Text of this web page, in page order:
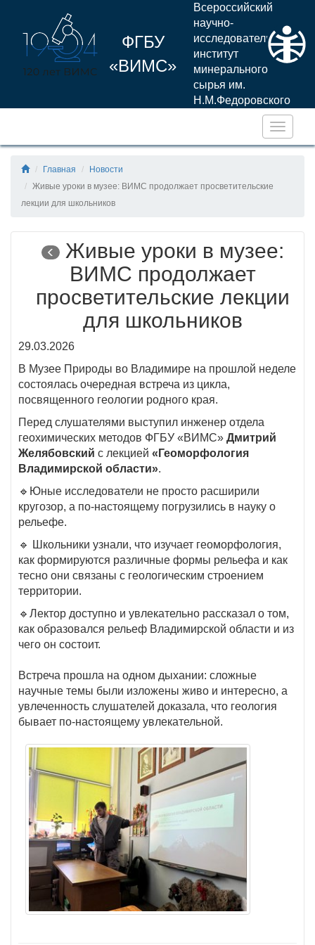
ФГБУ
«ВИМС»
Всероссийский
научно-
исследовательский
институт
минерального
сырья им.
Н.М.Федоровского
Главная
Новости
Живые уроки в музее: ВИМС продолжает просветительские
лекции для школьников
Живые уроки в музее:
ВИМС продолжает
просветительские лекции
для школьников
29.03.2026
В Музее Природы во Владимире на прошлой неделе
состоялась очередная встреча из цикла,
посвященного геологии родного края.
Перед слушателями выступил инженер отдела
геохимических методов ФГБУ «ВИМС» Дмитрий
Желябовский с лекцией «Геоморфология
Владимирской области».
🔹Юные исследователи не просто расширили
кругозор, а по-настоящему погрузились в науку о
рельефе.
🔹 Школьники узнали, что изучает геоморфология,
как формируются различные формы рельефа и как
тесно они связаны с геологическим строением
территории.
🔹Лектор доступно и увлекательно рассказал о том,
как образовался рельеф Владимирской области и из
чего он состоит.
Встреча прошла на одном дыхании: сложные
научные темы были изложены живо и интересно, а
увлеченность слушателей доказала, что геология
бывает по-настоящему увлекательной.